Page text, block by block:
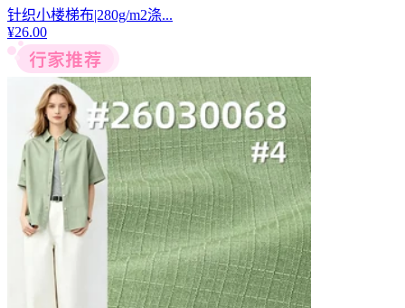
针织小楼梯布|280g/m2涤...
¥26.00